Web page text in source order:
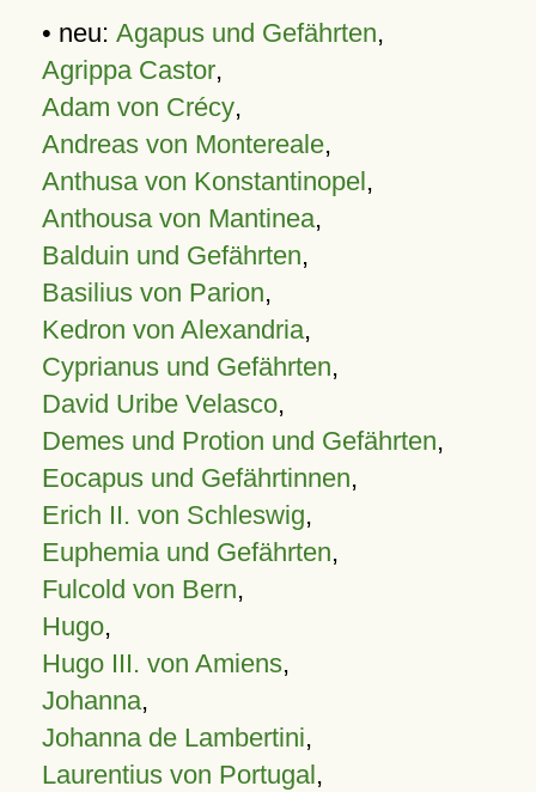
• neu: Agapus und Gefährten,
Agrippa Castor,
Adam von Crécy,
Andreas von Montereale,
Anthusa von Konstantinopel,
Anthousa von Mantinea,
Balduin und Gefährten,
Basilius von Parion,
Kedron von Alexandria,
Cyprianus und Gefährten,
David Uribe Velasco,
Demes und Protion und Gefährten,
Eocapus und Gefährtinnen,
Erich II. von Schleswig,
Euphemia und Gefährten,
Fulcold von Bern,
Hugo,
Hugo III. von Amiens,
Johanna,
Johanna de Lambertini,
Laurentius von Portugal,